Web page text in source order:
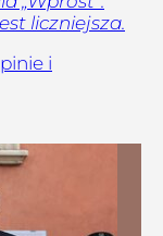
liczniejsza.
i